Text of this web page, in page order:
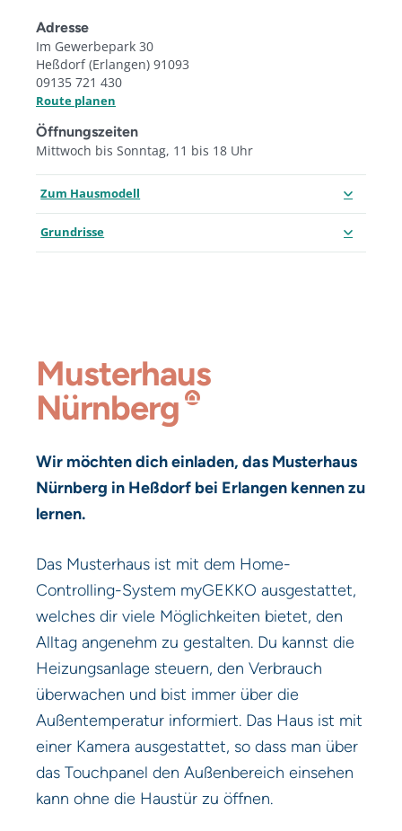
Adresse
Im Gewerbepark 30
Heßdorf (Erlangen) 91093
09135 721 430
Route planen
Öffnungszeiten
Mittwoch bis Sonntag, 11 bis 18 Uhr
Zum Hausmodell
Grundrisse
Musterhaus
Nürnberg
Wir möchten dich einladen, das Musterhaus
Nürnberg in Heßdorf bei Erlangen kennen zu
lernen.
Das Musterhaus ist mit dem Home-
Controlling-System myGEKKO ausgestattet,
welches dir viele Möglichkeiten bietet, den
Alltag angenehm zu gestalten. Du kannst die
Heizungsanlage steuern, den Verbrauch
überwachen und bist immer über die
Außentemperatur informiert. Das Haus ist mit
einer Kamera ausgestattet, so dass man über
das Touchpanel den Außenbereich einsehen
kann ohne die Haustür zu öffnen.